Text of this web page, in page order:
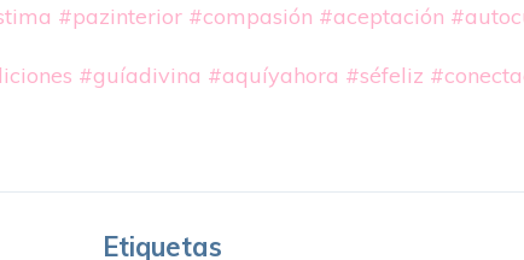
#pazinterior #compasión #aceptación
#guíadivina #aquíyahora #séfeliz
Etiquetas